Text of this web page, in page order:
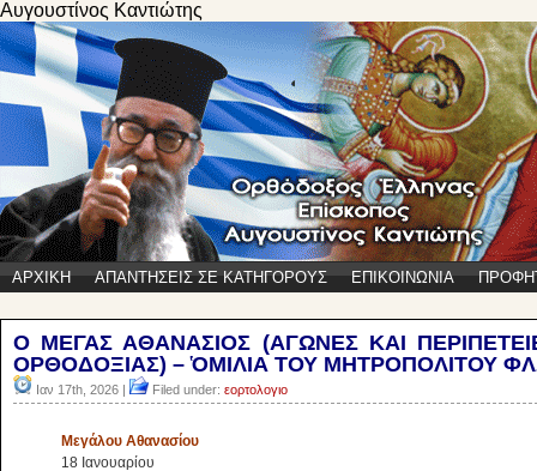
Αυγουστίνος Καντιώτης
ΑΡΧΙΚΗ ΑΠΑΝΤΗΣΕΙΣ ΣΕ ΚΑΤΗΓΟΡΟΥΣ ΕΠΙΚΟΙΝΩΝΙΑ
O MEΓΑΣ ΑΘΑΝΑΣΙΟΣ (ΑΓΩΝΕΣ ΚΑΙ
OΡΘΟΔΟΞΙΑΣ) – ὉΜΙΛΙΑ ΤΟΥ ΜΗΤΡΟΠΟΛΙΤΟΥ
Ιαν 17th, 2026 | Filed under: εορτολογιο
Mεγάλου Aθανασίου
18 Iανουαρίου